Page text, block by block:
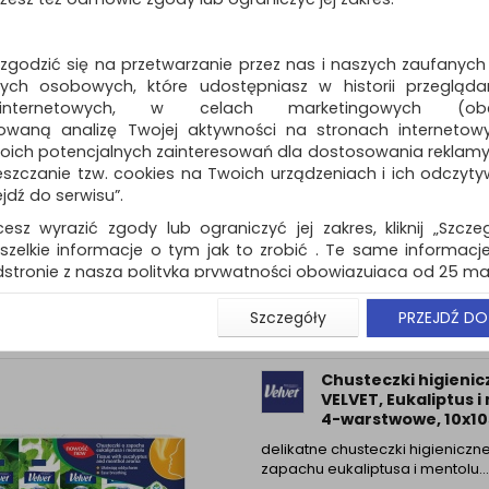
Velvet Apsik…
Chusteczki
VELVET, Oryginal, 4-
warstwowe,
warstwy miękkiej bibułki…
Dostępność: 3 dni
Chusteczki
VELVET, Eukaliptus
4-warstwowe,
delikatne chusteczki
zapachu eukaliptusa i mentolu…
się na przetwarzanie przez nas i naszych
osobowych, które udostępniasz w historii
w celach marketingowych
analizę Twojej aktywności na stronach
potencjalnych zainteresowań dla dostosowania
tzw. cookies na Twoich urządzeniach i ich
do serwisu”.
wyrazić zgody lub ograniczyć jej zakres, kliknij
informacje o tym jak to zrobić . Te same
z naszą polityką prywatności obowiązującą od 25
użytkowników zalogowanych, aby umożliwić
i związane z tym prawidłowe działanie naszej
np. wysłanie potwierdzenia zamówienia na
Państwu prawidłowych informacji o promocjach
ważna jest Państwa wcześniejsza zgoda której
zgoda jest dobrowolna i można ją w dowolnym
(rozwiń)
Szczegóły PRZEJDŹ